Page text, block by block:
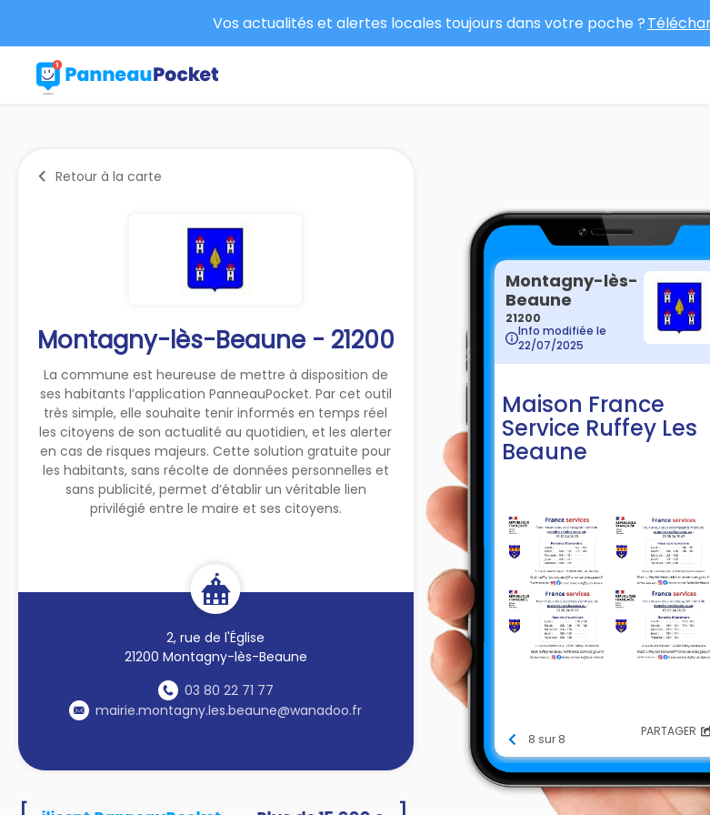
Vos actualités et alertes locales toujours dans votre poche ?
Retour à la carte
Montagny-lès-Beaune - 21200
La commune est heureuse de mettre à disposition de
ses habitants l’application PanneauPocket. Par cet outil
très simple, elle souhaite tenir informés en temps réel
les citoyens de son actualité au quotidien, et les alerter
en cas de risques majeurs. Cette solution gratuite pour
les habitants, sans récolte de données personnelles et
sans publicité, permet d’établir un véritable lien
privilégié entre le maire et ses citoyens.
2, rue de l'Église
21200 Montagny-lès-Beaune
03 80 22 71 77
mairie.montagny.les.beaune@wanadoo.fr
Montagny-lès-
Beaune
21200
Info modifiée le
22/07/2025
Maison France
Service Ruffey Les
Beaune
8 sur 8 PARTAGER